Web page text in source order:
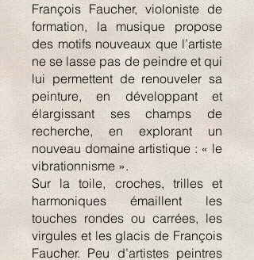
François Faucher, violoniste de
formation, la musique propose
des motifs nouveaux que l’artiste
ne se lasse pas de peindre et qui
lui permettent de renouveler sa
peinture, en développant et
élargissant ses champs de
recherche, en explorant un
nouveau domaine artistique : « le
vibrationnisme ».
Sur la toile, croches, trilles et
harmoniques émaillent les
touches rondes ou carrées, les
virgules et les glacis de François
Faucher. Peu d’artistes peintres